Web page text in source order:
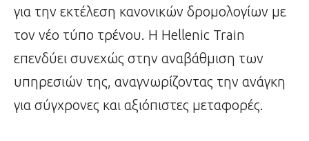
για την εκτέλεση κανονικών δρομολογίων με
τον νέο τύπο τρένου. Η Hellenic Train
επενδύει συνεχώς στην αναβάθμιση των
υπηρεσιών της, αναγνωρίζοντας την ανάγκη
για σύγχρονες και αξιόπιστες μεταφορές.